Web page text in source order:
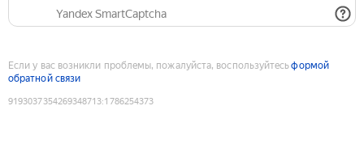
Yandex SmartCaptcha
Если у вас возникли проблемы, пожалуйста, воспользуйтесьформой
обратной связи
9193037354269348713:1786254373